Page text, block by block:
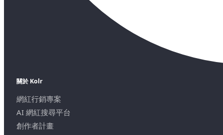
關於 Kolr
網紅行銷專案
AI 網紅搜尋平台
創作者計畫